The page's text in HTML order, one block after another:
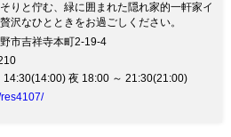
りと佇む、緑に囲まれた隠れ家的一軒家イ
沢なひとときをお過ごしください。
市吉祥寺本町2-19-4
14:30(14:00) 夜 18:00 ～ 21:30(21:00)